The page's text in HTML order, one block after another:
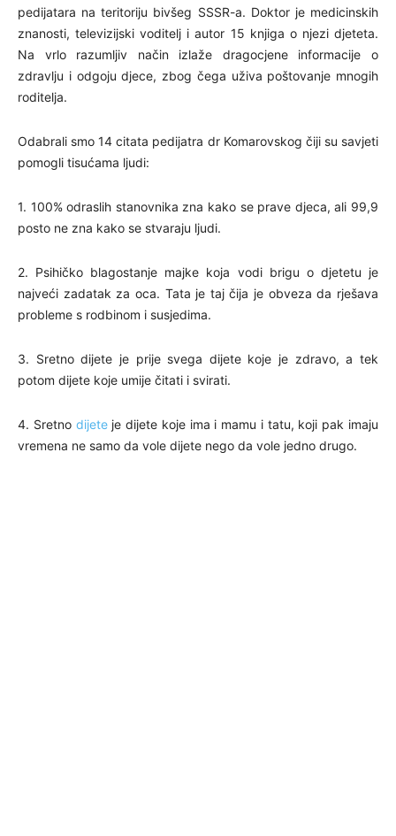
pedijatara na teritoriju bivšeg SSSR-a. Doktor je medicinskih
znanosti, televizijski voditelj i autor 15 knjiga o njezi djeteta.
Na vrlo razumljiv način izlaže dragocjene informacije o
zdravlju i odgoju djece, zbog čega uživa poštovanje mnogih
roditelja.
Odabrali smo 14 citata pedijatra dr Komarovskog čiji su savjeti
pomogli tisućama ljudi:
1. 100% odraslih stanovnika zna kako se prave djeca, ali 99,9
posto ne zna kako se stvaraju ljudi.
2. Psihičko blagostanje majke koja vodi brigu o djetetu je
najveći zadatak za oca. Tata je taj čija je obveza da rješava
probleme s rodbinom i susjedima.
3. Sretno dijete je prije svega dijete koje je zdravo, a tek
potom dijete koje umije čitati i svirati.
4. Sretno dijeteje dijete koje ima i mamu i tatu, koji pak imaju
vremena ne samo da vole dijete nego da vole jedno drugo.